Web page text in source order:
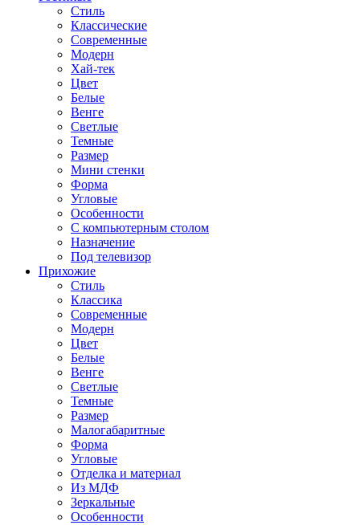
Стиль
Классические
Современные
Модерн
Хай-тек
Цвет
Белые
Венге
Светлые
Темные
Размер
Мини стенки
Форма
Угловые
Особенности
С компьютерным столом
Назначение
Под телевизор
Прихожие
Стиль
Классика
Современные
Модерн
Цвет
Белые
Венге
Светлые
Темные
Размер
Малогабаритные
Форма
Угловые
Отделка и материал
Из МДФ
Зеркальные
Особенности